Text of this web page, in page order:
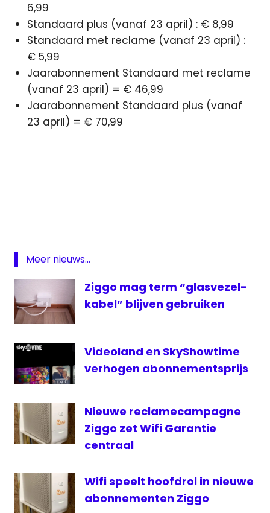
6,99
Standaard plus (vanaf 23 april) : € 8,99
Standaard met reclame (vanaf 23 april) :
€ 5,99
Jaarabonnement Standaard met reclame
(vanaf 23 april) = € 46,99
Jaarabonnement Standaard plus (vanaf
23 april) = € 70,99
Meer nieuws...
Ziggo mag term “glasvezel-
kabel” blijven gebruiken
Videoland en SkyShowtime
verhogen abonnementsprijs
Nieuwe reclamecampagne
Ziggo zet Wifi Garantie
centraal
Wifi speelt hoofdrol in nieuwe
abonnementen Ziggo